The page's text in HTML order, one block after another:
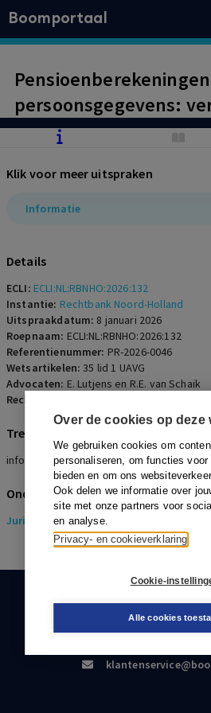
Over de cookies op deze
We gebruiken cookies om
personaliseren, om functies
bieden en om ons
Ook delen we informatie over
site met onze partners voor
en analyse.
Privacy- en cookieverklaring
Cookie-
Alle cookies
Boomportaal
persoonsgegevens:
ontvankelijk
Klik voor meer uitspraken
Informatie
Details
ECLI: ECLI:NL:RBNHO:2026:132
Instantie: Rechtbank Noord-Holland
Uitspraakdatum: 8 januari 2026
Roepnaam: ECLI:NL:RBNHO:2026:132
Referentienummer: PR-2026-0046
Wetsartikelen:35 lid 1 UAVG
Advocaten: E. Lutjens en R.E. van Schaik
Rechters:
Trefwoorden
informatie, AVG, pensioenberekeningen,
Onderwerpen
Juridisch> Pensioenrecht
KLANTENSERVICE
088-0301000